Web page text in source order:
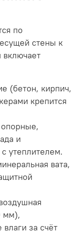
по
стены к
включает
(бетон, кирпич,
крепится
и
утеплителем.
вата,
мм),
за счёт